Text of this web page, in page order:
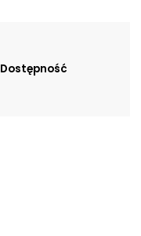
Dostępność